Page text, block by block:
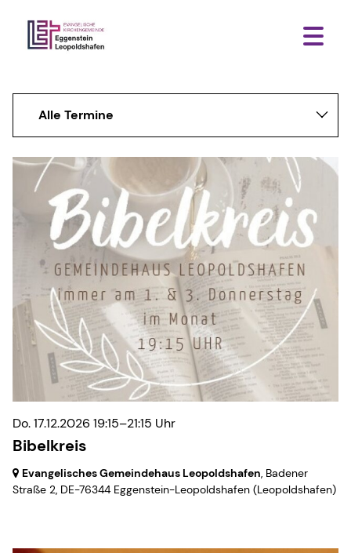
Alle Termine
Do. 17.12.2026 19:15–21:15 Uhr
Bibelkreis
Evangelisches Gemeindehaus Leopoldshafen, Badener
Straße 2, DE-76344 Eggenstein-Leopoldshafen (Leopoldshafen)